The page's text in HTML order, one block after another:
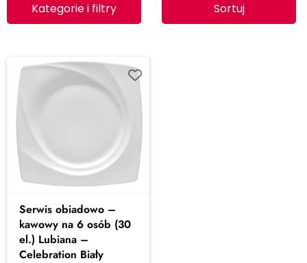
Kategorie i filtry Sortuj
Serwis obiadowo –
kawowy na 6 osób (30
el.) Lubiana –
Celebration Biały